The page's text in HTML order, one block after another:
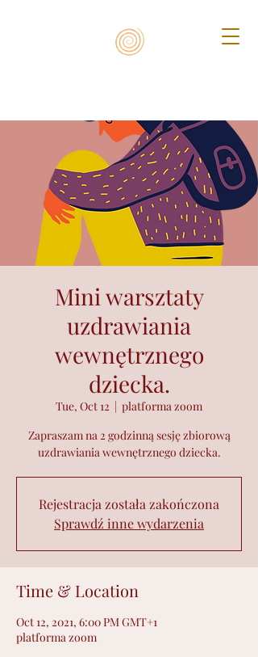
Mini warsztaty
uzdrawiania
wewnętrznego
dziecka.
Tue, Oct 12
  |
platforma zoom
Zapraszam na 2 godzinną sesję zbiorową
uzdrawiania wewnętrznego dziecka.
Rejestracja została zakończona
Sprawdź inne wydarzenia
Time & Location
Oct 12, 2021, 6:00 PM GMT+1
platforma zoom